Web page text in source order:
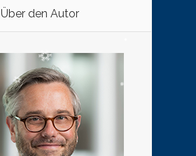
Über den Autor